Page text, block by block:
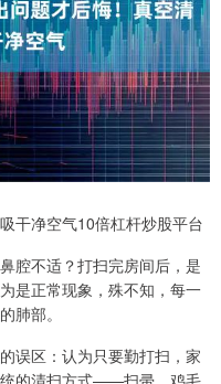
干净空气10倍杠杆炒股平台
腔不适？打扫完房间后，是
是正常现象，殊不知，每一
肺部。
误区：认为只要勤打扫，家